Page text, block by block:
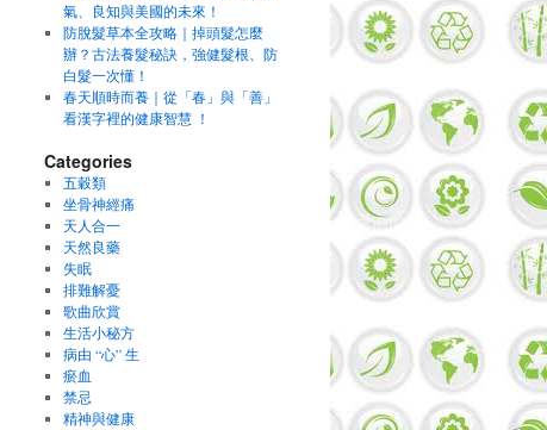
氣、良知與美國的未來！
防脫髮草本全攻略｜掉頭髮怎麼
辦？古法養髮秘訣，強健髮根、防
白髮一次懂！
春天順時而養｜從「春」與「善」
看漢字裡的健康智慧 ！
Categories
五穀類
坐骨神經痛
天人合一
天然良藥
失眠
排難解憂
歌曲欣賞
生活小秘方
病由 “心” 生
瘀血
禁忌
精神與健康